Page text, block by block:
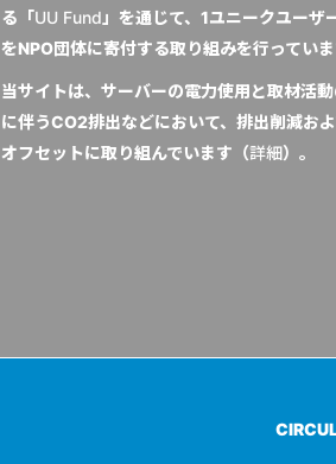
る「UU Fund」を通じて、1ユニークユーザ
をNPO団体に寄付する取り組みを行っていま
当サイトは、サーバーの電力使用と取材活
に伴うCO2排出などにおいて、排出削減お
オフセットに取り組んでいます（詳細）。